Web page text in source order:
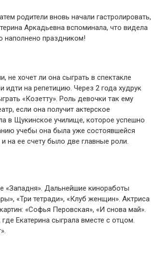
родители вновь начали гастролировать,
Аркадьевна вспоминала, что видела
наполнено праздником!
не хочет ли она сыграть в спектакле
на репетицию. Через 2 года худрук
«Козетту». Роль девочки так ему
если она получит актерское
в Щукинское училище, которое успешно
учебы она была уже состоявшейся
на ее счету было две главные роли.
«Западня». Дальнейшие киноработы
«Три тетради», «Клуб женщин». Актриса
«Софья Перовская», «И снова май».
Екатерина сыграла вместе с отцом.